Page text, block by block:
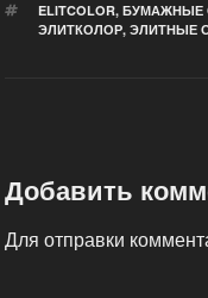
МЕТКИ
ELITCOLOR, БУМАЖНЫЕ
ЭЛИТКОЛОР, ЭЛИТНЫЕ
Добавить
Для отправки